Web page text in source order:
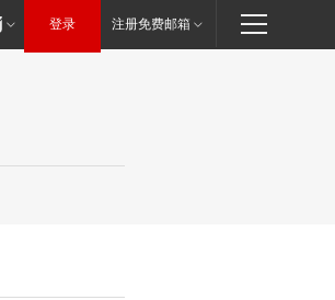
登录 注册免费邮箱